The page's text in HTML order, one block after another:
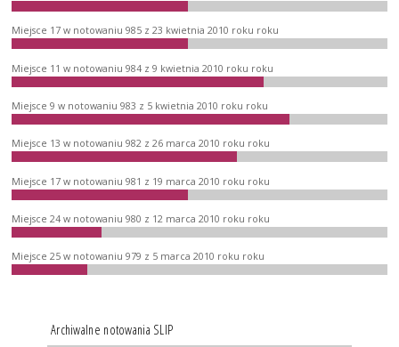
Miejsce 17 w notowaniu 985 z 23 kwietnia 2010 roku roku
Miejsce 11 w notowaniu 984 z 9 kwietnia 2010 roku roku
Miejsce 9 w notowaniu 983 z 5 kwietnia 2010 roku roku
Miejsce 13 w notowaniu 982 z 26 marca 2010 roku roku
Miejsce 17 w notowaniu 981 z 19 marca 2010 roku roku
Miejsce 24 w notowaniu 980 z 12 marca 2010 roku roku
Miejsce 25 w notowaniu 979 z 5 marca 2010 roku roku
Archiwalne notowania SLIP